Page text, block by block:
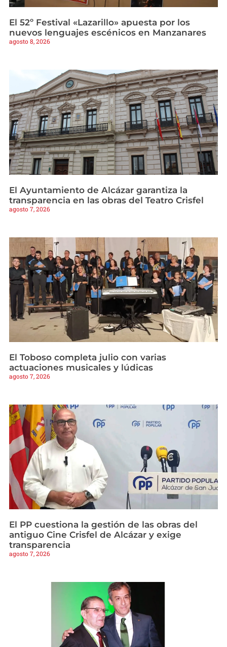
El 52º Festival «Lazarillo» apuesta por los
nuevos lenguajes escénicos en Manzanares
agosto 8, 2026
El Ayuntamiento de Alcázar garantiza la
transparencia en las obras del Teatro Crisfel
agosto 7, 2026
El Toboso completa julio con varias
actuaciones musicales y lúdicas
agosto 7, 2026
El PP cuestiona la gestión de las obras del
antiguo Cine Crisfel de Alcázar y exige
transparencia
agosto 7, 2026